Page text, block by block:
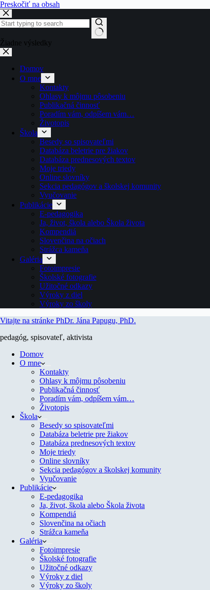
Preskočiť na obsah
Žiadne výsledky
Domov
O mne
Kontakty
Ohlasy k môjmu pôsobeniu
Publikačná činnosť
Poradím vám, odpíšem vám…
Životopis
Škola
Besedy so spisovateľmi
Databáza beletrie pre žiakov
Databáza prednesových textov
Moje triedy
Online slovníky
Sekcia pedagógov a školskej komunity
Vyučovanie
Publikácie
E-pedagogika
Ja, život, škola alebo Škola života
Kompendiá
Slovenčina na očiach
Strážca kameňa
Galéria
Fotoimpresie
Školské fotografie
Užitočné odkazy
Výroky z diel
Výroky zo školy
Vitajte na stránke PhDr. Jána Papugu, PhD.
pedagóg, spisovateľ, aktivista
Domov
O mne
Kontakty
Ohlasy k môjmu pôsobeniu
Publikačná činnosť
Poradím vám, odpíšem vám…
Životopis
Škola
Besedy so spisovateľmi
Databáza beletrie pre žiakov
Databáza prednesových textov
Moje triedy
Online slovníky
Sekcia pedagógov a školskej komunity
Vyučovanie
Publikácie
E-pedagogika
Ja, život, škola alebo Škola života
Kompendiá
Slovenčina na očiach
Strážca kameňa
Galéria
Fotoimpresie
Školské fotografie
Užitočné odkazy
Výroky z diel
Výroky zo školy